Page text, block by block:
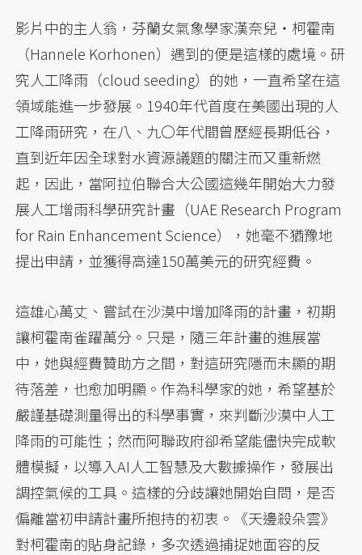
影片中的主人翁，芬蘭女氣象學家漢奈兒・柯霍南
（Hannele Korhonen）遇到的便是這樣的處境。研
究人工降雨（cloud seeding）的她，一直希望在這
領域能進一步發展。1940年代首度在美國出現的人
工降雨研究，在八、九〇年代間曾歷經長期低谷，
直到近年因全球對水資源議題的關注而又重新燃
起，因此，當阿拉伯聯合大公國這幾年開始大力發
展人工增雨科學研究計畫（UAE Research Program
for Rain Enhancement Science），她毫不猶豫地
提出申請，並獲得高達150萬美元的研究經費。
這雄心萬丈、嘗試在沙漠中增加降雨的計畫，初期
讓柯霍南雀躍萬分。只是，隨三年計畫的進展當
中，她與經費贊助方之間，對這研究隱而未顯的期
待落差，也愈加明顯。作為科學家的她，希望基於
嚴謹基礎測量得出的科學事實，來判斷沙漠中人工
降雨的可能性；然而阿聯政府卻希望能儘快完成軟
體模擬，以導入AI人工智慧及大數據操作，發展出
調控氣候的工具。這樣的分歧讓她開始自問，是否
偏離當初申請計畫所抱持的初衷。《天邊殺朵雲》
對柯霍南的貼身記錄，多次透過捕捉她面容的反